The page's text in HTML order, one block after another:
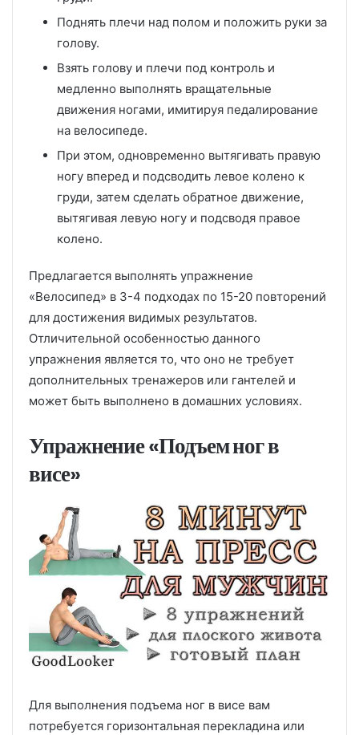
Поднять плечи над полом и положить руки за
голову.
Взять голову и плечи под контроль и
медленно выполнять вращательные
движения ногами, имитируя педалирование
на велосипеде.
При этом, одновременно вытягивать правую
ногу вперед и подсводить левое колено к
груди, затем сделать обратное движение,
вытягивая левую ногу и подсводя правое
колено.
Предлагается выполнять упражнение
«Велосипед» в 3-4 подходах по 15-20 повторений
для достижения видимых результатов.
Отличительной особенностью данного
упражнения является то, что оно не требует
дополнительных тренажеров или гантелей и
может быть выполнено в домашних условиях.
Упражнение «Подъем ног в
висе»
Для выполнения подъема ног в висе вам
потребуется горизонтальная перекладина или